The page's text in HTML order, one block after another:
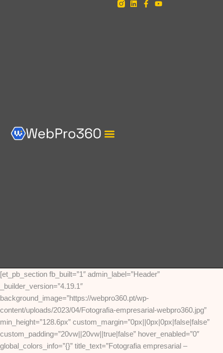
[et_pb_section fb_built=”1″ admin_label=”Header”
_builder_version=”4.19.1″
background_image=”https://webpro360.pt/wp-
content/uploads/2023/04/Fotografia-empresarial-webpro360.jpg”
min_height=”128.6px” custom_margin=”0px||0px|0px|false|false”
custom_padding=”20vw||20vw||true|false” hover_enabled=”0″
global_colors_info=”{}” title_text=”Fotografia empresarial –